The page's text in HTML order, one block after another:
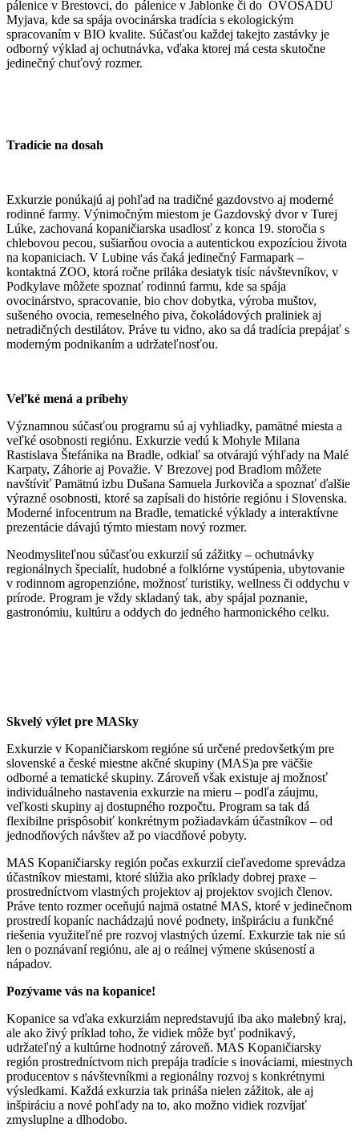
pálenice v Brestovci, do pálenice v Jablonke či do OVOSADU
Myjava, kde sa spája ovocinárska tradícia s ekologickým
spracovaním v BIO kvalite. Súčasťou každej takejto zastávky je
odborný výklad aj ochutnávka, vďaka ktorej má cesta skutočne
jedinečný chuťový rozmer.
Tradície na dosah
Exkurzie ponúkajú aj pohľad na tradičné gazdovstvo aj moderné
rodinné farmy. Výnimočným miestom je Gazdovský dvor v Turej
Lúke, zachovaná kopaničiarska usadlosť z konca 19. storočia s
chlebovou pecou, sušiarňou ovocia a autentickou expozíciou života
na kopaniciach. V Lubine vás čaká jedinečný Farmapark –
kontaktná ZOO, ktorá ročne priláka desiatyk tisíc návštevníkov, v
Podkylave môžete spoznať rodinnú farmu, kde sa spája
ovocinárstvo, spracovanie, bio chov dobytka, výroba muštov,
sušeného ovocia, remeselného piva, čokoládových praliniek aj
netradičných destilátov. Práve tu vidno, ako sa dá tradícia prepájať s
moderným podnikaním a udržateľnosťou.
Veľké mená a príbehy
Významnou súčasťou programu sú aj vyhliadky, pamätné miesta a
veľké osobnosti regiónu. Exkurzie vedú k Mohyle Milana
Rastislava Štefánika na Bradle, odkiaľ sa otvárajú výhľady na Malé
Karpaty, Záhorie aj Považie. V Brezovej pod Bradlom môžete
navštíviť Pamätnú izbu Dušana Samuela Jurkoviča a spoznať ďalšie
výrazné osobnosti, ktoré sa zapísali do histórie regiónu i Slovenska.
Moderné infocentrum na Bradle, tematické výklady a interaktívne
prezentácie dávajú týmto miestam nový rozmer.
Neodmysliteľnou súčasťou exkurzií sú zážitky – ochutnávky
regionálnych špecialít, hudobné a folklórne vystúpenia, ubytovanie
v rodinnom agropenzióne, možnosť turistiky, wellness či oddychu v
prírode. Program je vždy skladaný tak, aby spájal poznanie,
gastronómiu, kultúru a oddych do jedného harmonického celku.
Skvelý výlet pre MASky
Exkurzie v Kopaničiarskom regióne sú určené predovšetkým pre
slovenské a české miestne akčné skupiny (MAS)a pre väčšie
odborné a tematické skupiny. Zároveň však existuje aj možnosť
individuálneho nastavenia exkurzie na mieru – podľa záujmu,
veľkosti skupiny aj dostupného rozpočtu. Program sa tak dá
flexibilne prispôsobiť konkrétnym požiadavkám účastníkov – od
jednodňových návštev až po viacdňové pobyty.
MAS Kopaničiarsky región počas exkurzií cieľavedome sprevádza
účastníkov miestami, ktoré slúžia ako príklady dobrej praxe –
prostredníctvom vlastných projektov aj projektov svojich členov.
Práve tento rozmer oceňujú najmä ostatné MAS, ktoré v jedinečnom
prostredí kopaníc nachádzajú nové podnety, inšpiráciu a funkčné
riešenia využiteľné pre rozvoj vlastných území. Exkurzie tak nie sú
len o poznávaní regiónu, ale aj o reálnej výmene skúseností a
nápadov.
Pozývame vás na kopanice!
Kopanice sa vďaka exkurziám nepredstavujú iba ako malebný kraj,
ale ako živý príklad toho, že vidiek môže byť podnikavý,
udržateľný a kultúrne hodnotný zároveň. MAS Kopaničiarsky
región prostredníctvom nich prepája tradície s inováciami, miestnych
producentov s návštevníkmi a regionálny rozvoj s konkrétnymi
výsledkami. Každá exkurzia tak prináša nielen zážitok, ale aj
inšpiráciu a nové pohľady na to, ako možno vidiek rozvíjať
zmysluplne a dlhodobo.